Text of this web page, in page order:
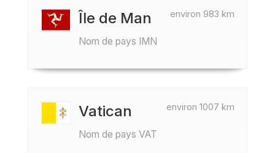
environ 983 km
Île de Man
Nom de pays IMN
environ 1007 km
Vatican
Nom de pays VAT